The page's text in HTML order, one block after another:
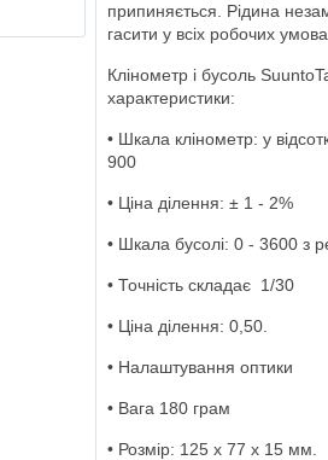
припиняється. Рідина
гасити у всіх робочих
Клінометр і бусоль
характеристики:
• Шкала клінометр: у
900
• Ціна ділення: ± 1 - 2%
• Шкала бусолі: 0 - 3600 з
• Точність складає 1/30
• Ціна ділення: 0,50.
• Налаштування оптики
• Вага 180 грам
• Розмір: 125 х 77 х 15 мм.